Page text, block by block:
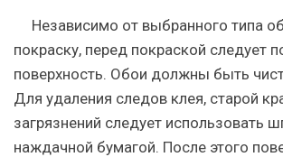
Независимо от выбранного типа
покраску, перед покраской следует
поверхность. Обои должны быть
Для удаления следов клея, старой
загрязнений следует использовать
наждачной бумагой. После этого